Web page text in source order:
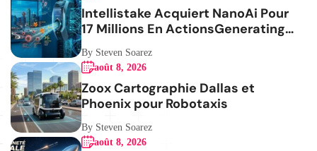
Intellistake Acquiert NanoAi Pour
17 Millions En ActionsGenerating
the French blog article
By Steven Soarez
août 8, 2026
Zoox Cartographie Dallas et
Phoenix pour Robotaxis
By Steven Soarez
août 8, 2026